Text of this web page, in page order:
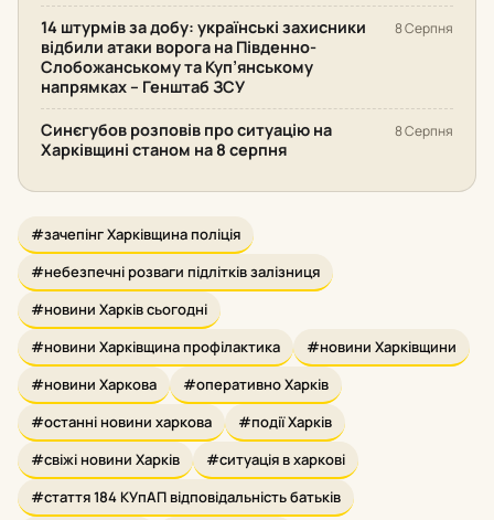
14 штурмів за добу: українські захисники
відбили атаки ворога на Південно-
Слобожанському та Куп’янському
напрямках – Генштаб ЗСУ
8 Серпня
Синєгубов розповів про ситуацію на
Харківщині станом на 8 серпня
8 Серпня
#зачепінг Харківщина поліція
#небезпечні розваги підлітків залізниця
#новини Харків сьогодні
#новини Харківщина профілактика
#новини Харківщини
#новини Харкова
#оперативно Харків
#останні новини харкова
#події Харків
#свіжі новини Харків
#ситуація в харкові
#стаття 184 КУпАП відповідальність батьків